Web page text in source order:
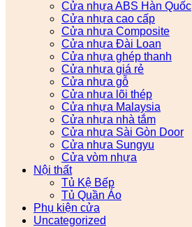
Cửa nhựa ABS Hàn Quốc
Cửa nhựa cao cấp
Cửa nhựa Composite
Cửa nhựa Đài Loan
Cửa nhựa ghép thanh
Cửa nhựa giá rẻ
Cửa nhựa gỗ
Cửa nhựa lõi thép
Cửa nhựa Malaysia
Cửa nhựa nhà tắm
Cửa nhựa Sài Gòn Door
Cửa nhựa Sungyu
Cửa vòm nhựa
Nội thất
Tủ Kệ Bếp
Tủ Quần Áo
Phụ kiện cửa
Uncategorized